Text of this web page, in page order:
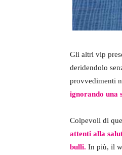
Gli altri vip
deridendolo
provvedimenti
ignorando una
Colpevoli di
attenti alla
bulli. In più, il